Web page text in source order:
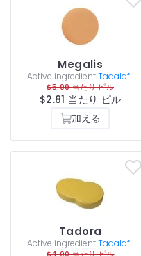
Megalis
Active ingredientTadalafil
$5.99 当たり ピル
$2.81 当たり ピル
加える
Tadora
Active ingredientTadalafil
$4.00 当たり ピル